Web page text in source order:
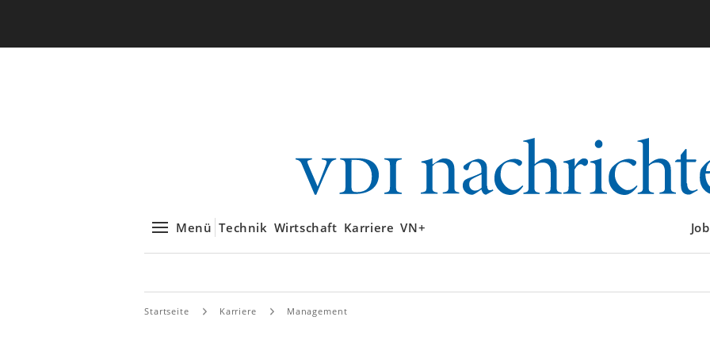
Menü Technik Wirtschaft Karriere VN+
Startseite Karriere Management